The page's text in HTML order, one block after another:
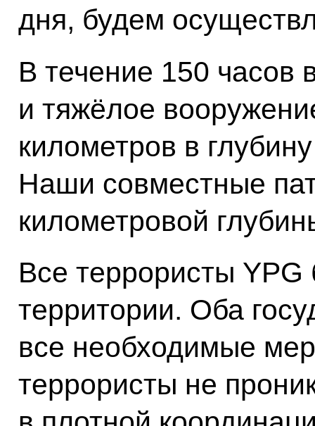
дня, будем
В течение 150 часов
и тяжёлое
километров в
Наши совместные
километровой
Все террористы YPG
территории. Оба
все необходимые
террористы не